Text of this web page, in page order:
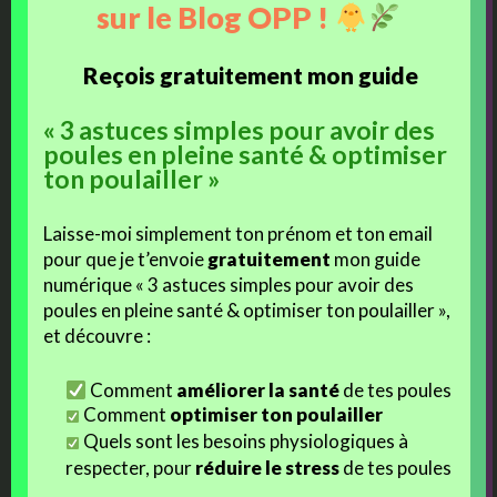
. Merci à Émilie du Blog de Dalawan
, de nous avoir proposé
Et vous ? Quelle est votre passion ?
Parlez-en dans les commentaires , ou bien mieux,participez à la
J’ai hâte de vous lire
j'aime
Facebook
J’aime ça :
sur le Blog OPP !
Reçois gratuitement mon guide
« 3 astuces simples pour avoir des
poules en pleine santé & optimiser
ton poulailler »
Laisse-moi simplement ton prénom et ton email
pour que je t’envoiegratuitement mon guide
numérique « 3 astuces simples pour avoir des
poules en pleine santé & optimiser ton poulailler »,
et découvre :
Comment améliorer la santéde tes poules
Comment optimiser ton poulailler
Quels sont les besoins physiologiques à
respecter, pourréduire le stressde tes poules